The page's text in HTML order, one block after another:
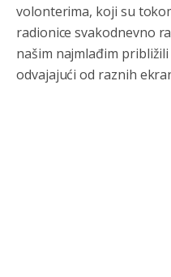
volonterima, koji su
radionice svakodnevno
našim najmlađim
odvajajući od raznih